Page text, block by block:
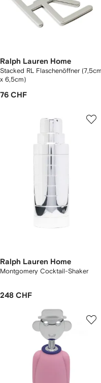
Ralph Lauren Home
Stacked RL Flaschenöffner (7,5cm
x 6,5cm)
76 CHF
Ralph Lauren Home
Montgomery Cocktail-Shaker
248 CHF